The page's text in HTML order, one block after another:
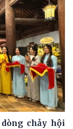
chảy hội